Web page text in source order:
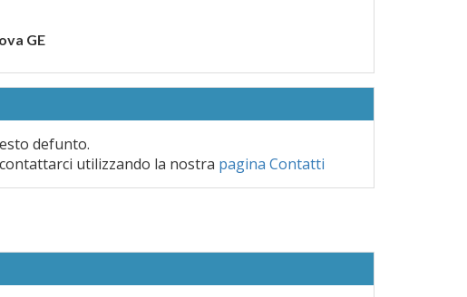
GE
defunto.
utilizzando la nostra pagina Contatti